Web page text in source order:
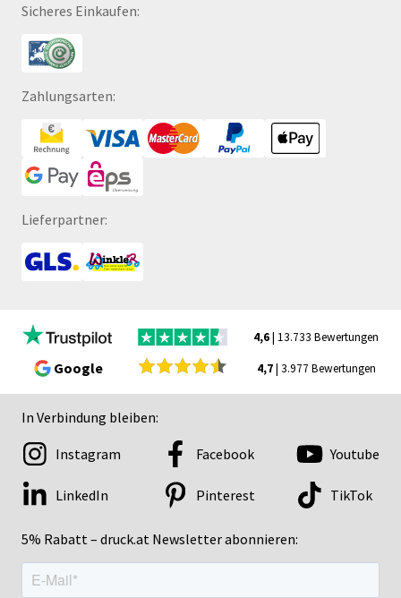
Sicheres Einkaufen:
Zahlungsarten:
Lieferpartner:
4,6| 13.733 Bewertungen
Google 4,7| 3.977 Bewertungen
In Verbindung bleiben:
5% Rabatt – druck.at Newsletter abonnieren:
Instagram Facebook Youtube
LinkedIn Pinterest TikTok